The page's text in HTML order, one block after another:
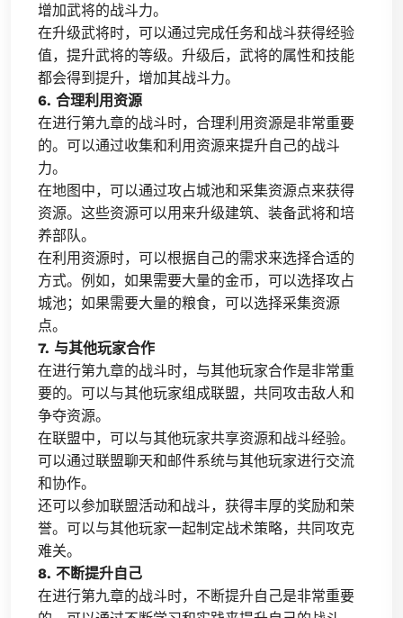
增加武将的战斗力。
在升级武将时，可以通过完成任务和战斗获得经验
值，提升武将的等级。升级后，武将的属性和技能
都会得到提升，增加其战斗力。
6. 合理利用资源
在进行第九章的战斗时，合理利用资源是非常重要
的。可以通过收集和利用资源来提升自己的战斗
力。
在地图中，可以通过攻占城池和采集资源点来获得
资源。这些资源可以用来升级建筑、装备武将和培
养部队。
在利用资源时，可以根据自己的需求来选择合适的
方式。例如，如果需要大量的金币，可以选择攻占
城池；如果需要大量的粮食，可以选择采集资源
点。
7. 与其他玩家合作
在进行第九章的战斗时，与其他玩家合作是非常重
要的。可以与其他玩家组成联盟，共同攻击敌人和
争夺资源。
在联盟中，可以与其他玩家共享资源和战斗经验。
可以通过联盟聊天和邮件系统与其他玩家进行交流
和协作。
还可以参加联盟活动和战斗，获得丰厚的奖励和荣
誉。可以与其他玩家一起制定战术策略，共同攻克
难关。
8. 不断提升自己
在进行第九章的战斗时，不断提升自己是非常重要